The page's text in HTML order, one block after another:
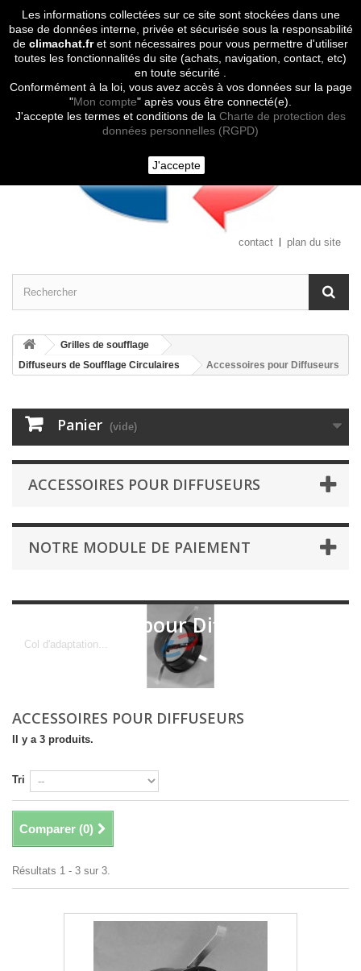
Les informations collectées sur ce site sont stockées dans une
base de données interne, privée et sécurisée sous la responsabilité
de climachat.fret sont nécessaires pour vous permettre d'utiliser
toutes les fonctionnalités du site (achats, navigation, contact, etc)
en toute sécurité .
Conformément à la loi, vous avez accès à vos données sur la page
"Mon compte" après vous être connecté(e).
J'accepte les termes et conditions de la Charte de protection des
données personnelles (RGPD)
J'accepte
Contactez-nous
contact plan du site
Grilles de soufflage
Diffuseurs de Soufflage Circulaires
Accessoires pour Diffuseurs
Panier (vide)
ACCESSOIRES POUR DIFFUSEURS
NOTRE MODULE DE PAIEMENT
Accessoires pour Diffuseurs
Col d'adaptation...
ACCESSOIRES POUR DIFFUSEURS
Il y a 3 produits.
Tri
Comparer (0)
Résultats 1 - 3 sur 3.